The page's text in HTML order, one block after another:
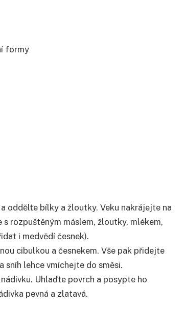
formy
oddělte bílky a žloutky. Veku nakrájejte na
rozpuštěným máslem, žloutky, mlékem,
i medvědí česnek).
cibulkou a česnekem. Vše pak přidejte
sníh lehce vmíchejte do směsi.
Uhlaďte povrch a posypte ho
pevná a zlatavá.